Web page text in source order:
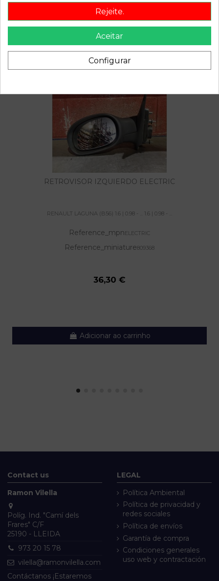
Recambio de piloto trasero izquierdo para renault laguna
(b56) 1.6 | 0.98 - ... 1.6 | 0.98 - ... referencia OEM IAM
Também poderá gostar
RETROVISOR IZQUIERDO ELECTRIC
RENAULT LAGUNA (B56) 1.6 | 0.98 - ... 1.6 | 0.98 - ...
Reference_mpnELECTRIC
Reference_miniature809368
36,30 €
Adicionar ao carrinho
Contact us
Ramon Vilella
Políg. Ind. "Camí dels
Frares" C/F
25190 - LLEIDA
973 20 15 78
vilella@ramonvilella.com
Contáctanos ¡Estaremos
LEGAL
Política Ambiental
Política de privacidad y
redes sociales
Política de envíos
Garantía de compra
Condiciones generales
uso web y contractación
Rejeite.
Aceitar
Configurar